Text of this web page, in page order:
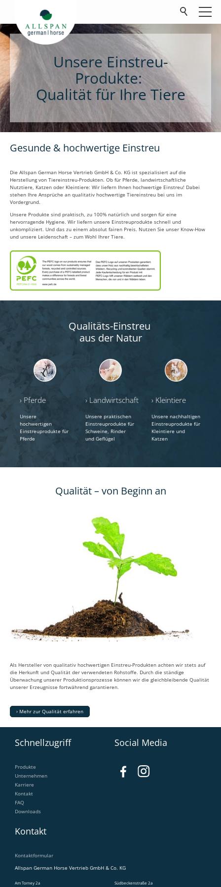
Produkte
Landwirtschaft
Unternehmen
Karriere
FAQ
Downloads
Unsere Einstreu-
Produkte:
Qualität für Ihre Tiere
Gesunde & hochwertige Einstreu
Die Allspan German Horse Vertrieb GmbH & Co. KG ist spezialisiert auf die
Herstellung von Tiereinstreu-Produkten. Ob für Pferde, landwirtschaftliche
Nutztiere, Katzen oder Kleintiere: Wir liefern Ihnen hochwertige Einstreu! Dabei
stehen Ihre Ansprüche an qualitativ hochwertige Tiereinstreu bei uns im
Vordergrund.
Unsere Produkte sind praktisch, zu 100% natürlich und sorgen für eine
hervorragende Hygiene. Wir liefern unsere Einstreuprodukte schnell und
unkompliziert. Und das zu einem absolut fairen Preis. Nutzen Sie unser Know-How
und unsere Leidenschaft – zum Wohl Ihrer Tiere.
Qualitäts-Einstreu
aus der Natur
› Pferde
Unsere
hochwertigen
Einstreuprodukte für
Pferde
› Landwirtschaft
Unsere praktischen
Einstreuprodukte für
Schweine, Rinder
und Geflügel
› Kleintiere
Unsere nachhaltigen
Einstreuprodukte für
Kleintiere und
Katzen
Qualität – von Beginn an
Als Hersteller von qualitativ hochwertigen Einstreu-Produkten achten wir stets auf
die Herkunft und Qualität der verwendeten Rohstoffe. Durch die ständige
Überwachung unserer Produktionsprozesse können wir die gleichbleibende Qualität
unserer Erzeugnisse fortwährend garantieren.
› Mehr zur Qualität erfahren
Schnellzugriff
Produkte
Unternehmen
Karriere
Kontakt
FAQ
Downloads
Social Media
Kontakt
Kontaktformular
Allspan German Horse Vertrieb GmbH & Co. KG
Am Torney 2a Südbeckenstraße 2a